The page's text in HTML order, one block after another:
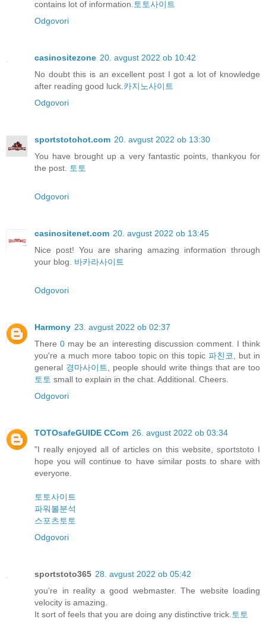
contains lot of information. 토토사이트
Odgovori
casinositezone 20. avgust 2022 ob 10:42
No doubt this is an excellent post I got a lot of knowledge
after reading good luck. 카지노사이트
Odgovori
sportstotohot.com 20. avgust 2022 ob 13:30
You have brought up a very fantastic points, thankyou for
the post.
토토
Odgovori
casinositenet.com 20. avgust 2022 ob 13:45
Nice post! You are sharing amazing information through
your blog. 바카라사이트
Odgovori
Harmony 23. avgust 2022 ob 02:37
There0 may be an interesting discussion comment. I think
you're a much more taboo topic on this topic파친코
, but in
general 경마사이트
, people should write things that are too
토토 small to explain in the chat. Additional. Cheers.
Odgovori
TOTOsafeGUIDE CCom 26. avgust 2022 ob 03:34
"I really enjoyed all of articles on this website, sportstoto I
hope you will continue to have similar posts to share with
everyone.
토토사이트
파워볼분석
스포츠토토
Odgovori
sportstoto365 28. avgust 2022 ob 05:42
you’re in reality a good webmaster. The website loading
velocity is amazing.
It sort of feels that you are doing any distinctive trick. 토토